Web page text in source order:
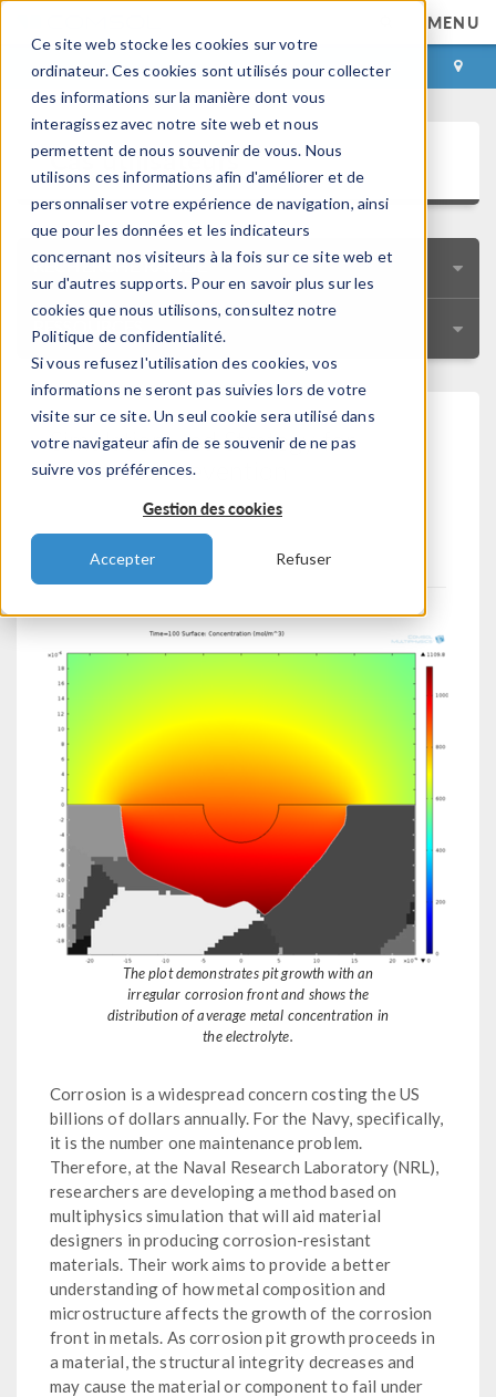
Ce site web stocke les cookies sur votre
ordinateur. Ces cookies sont utilisés pour collecter
des informations sur la manière dont vous
interagissez avec notre site web et nous
permettent de nous souvenir de vous. Nous
utilisons ces informations afin d'améliorer et de
personnaliser votre expérience de navigation, ainsi
que pour les données et les indicateurs
concernant nos visiteurs à la fois sur ce site web et
sur d'autres supports. Pour en savoir plus sur les
cookies que nous utilisons, consultez notre
Politique de confidentialité.
Si vous refusez l'utilisation des cookies, vos
informations ne seront pas suivies lors de votre
visite sur ce site. Un seul cookie sera utilisé dans
votre navigateur afin de se souvenir de ne pas
suivre vos préférences.
Gestion des cookies
Accepter Refuser
MENU
CONNEXION CONTACT
Cas utilisateurs
RECHERCHE RAPIDE
RESSOURCES
Simulation-Led Strategy for
Corrosion Prevention
Corrosion is a widespread concern costing the US
billions of dollars annually. For the Navy, specifically,
it is the number one maintenance problem.
Therefore, at the Naval Research Laboratory (NRL),
researchers are developing a method based on
multiphysics simulation that will aid material
designers in producing corrosion-resistant
materials. Their work aims to provide a better
understanding of how metal composition and
microstructure affects the growth of the corrosion
front in metals. As corrosion pit growth proceeds in
a material, the structural integrity decreases and
may cause the material or component to fail under
The plot demonstrates pit growth with an
irregular corrosion front and shows the
distribution of average metal concentration in
the electrolyte.